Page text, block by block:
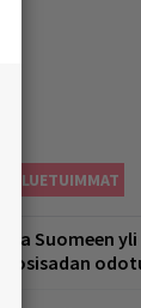
LUETUIMMAT
Suomeen yli